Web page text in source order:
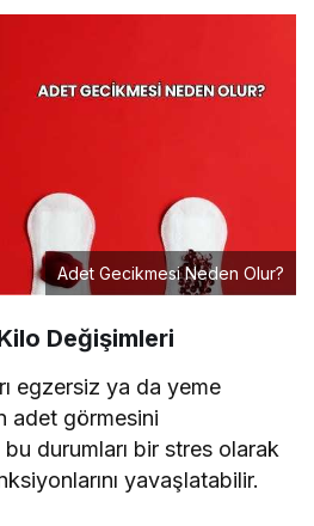
Adet Gecikmesi Neden Olur?
Değişimleri
egzersiz ya da yeme
adet görmesini
durumları bir stres olarak
yavaşlatabilir.